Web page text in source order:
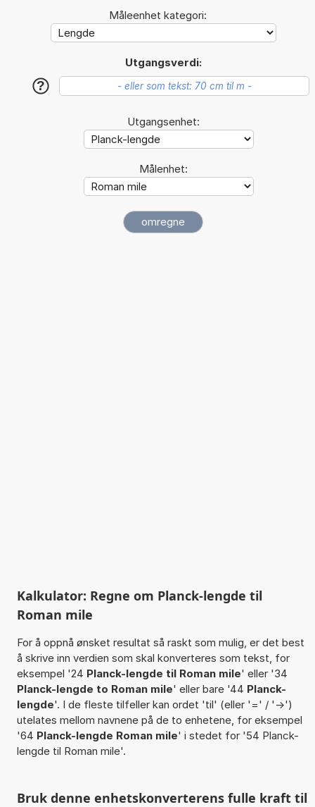
Måleenhet kategori:
Utgangsverdi:
?
Utgangsenhet:
Målenhet:
Kalkulator: Regne om Planck-lengde til
Roman mile
For å oppnå ønsket resultat så raskt som mulig, er det best
å skrive inn verdien som skal konverteres som tekst, for
eksempel '24 Planck-lengde til Roman mile' eller '34
Planck-lengde to Roman mile' eller bare '44 Planck-
lengde'. I de fleste tilfeller kan ordet 'til' (eller '=' / '->')
utelates mellom navnene på de to enhetene, for eksempel
'64 Planck-lengde Roman mile' i stedet for '54 Planck-
lengde til Roman mile'.
Bruk denne enhetskonverterens fulle kraft til